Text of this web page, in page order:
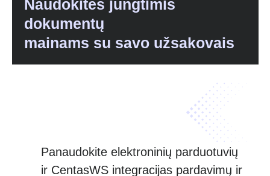
Naudokitės jungtimis
dokumentų
mainams su savo užsakovais
Panaudokite elektroninių parduotuvių
ir CentasWS integracijas pardavimų ir